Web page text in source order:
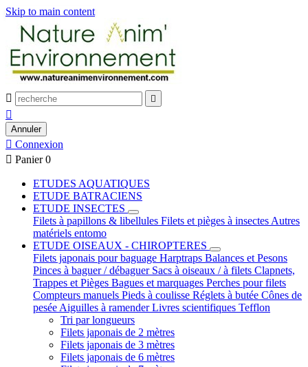
Skip to main content
 

Annuler
 Connexion
 Panier 0
ETUDES AQUATIQUES
ETUDE BATRACIENS
ETUDE INSECTES
Filets à papillons & libellules Filets et pièges à insectes Autres
matériels entomo
ETUDE OISEAUX - CHIROPTERES
Filets japonais pour baguage Harptraps Balances et Pesons
Pinces à baguer / débaguer Sacs à oiseaux / à filets Clapnets,
Trappes et Pièges Bagues et marquages Perches pour filets
Compteurs manuels Pieds à coulisse Réglets à butée Cônes de
pesée Aiguilles à ramenderLivres scientifiques Tefflon
Tri par longueurs
Filets japonais de 2 mètres
Filets japonais de 3 mètres
Filets japonais de 6 mètres